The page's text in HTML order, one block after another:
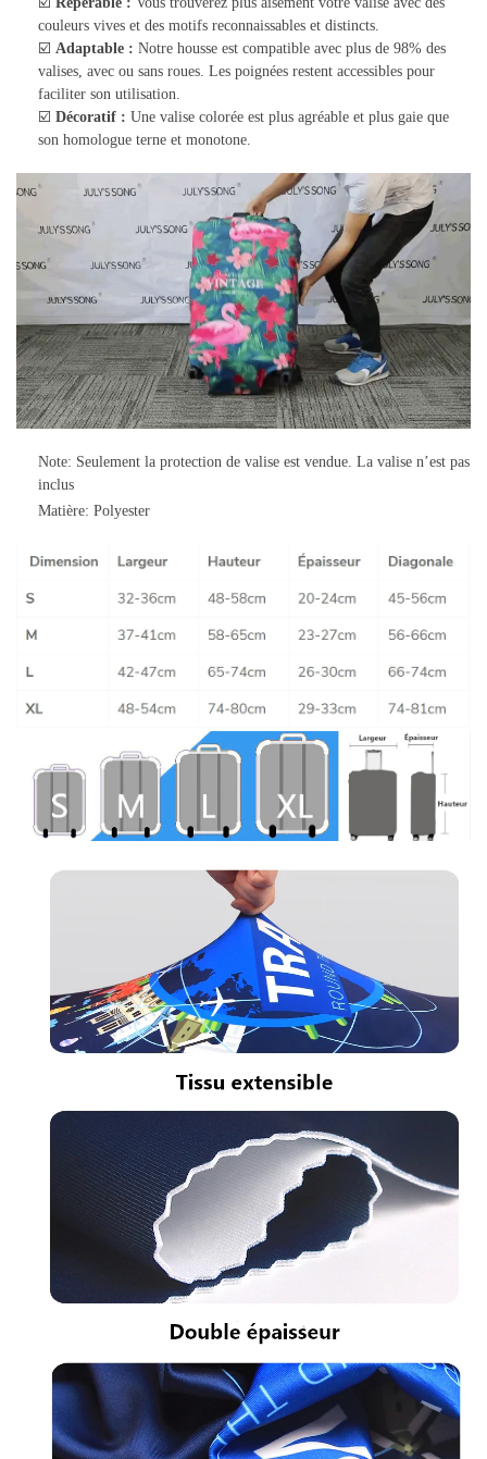
couleurs vives et des motifs reconnaissables et distincts.
☑️ Adaptable : Notre housse est compatible avec plus de 98% des
valises, avec ou sans roues. Les poignées restent accessibles pour
faciliter son utilisation.
☑️ Décoratif : Une valise colorée est plus agréable et plus gaie que
son homologue terne et monotone.
Note: Seulement la protection de valise est vendue. La valise n’est pas
inclus
Matière: Polyester